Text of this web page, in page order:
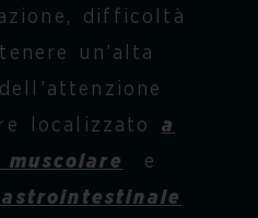
difficoltà
un’alta
localizzato a
e